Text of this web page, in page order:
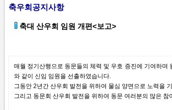
축우회공지사항
축대 산우회 임원 개편<보고>
매월 정기산행으로 동문들의 체력 및 우호 증진에 기여하
와 같이 신임 임원을 선출하였습니다.
그동안 2년간 산우회 발전을 위하여 물심 양면으로 노력을
그리고 동문회 산우회 발전을 위하여 동문 여러분의 많은 참